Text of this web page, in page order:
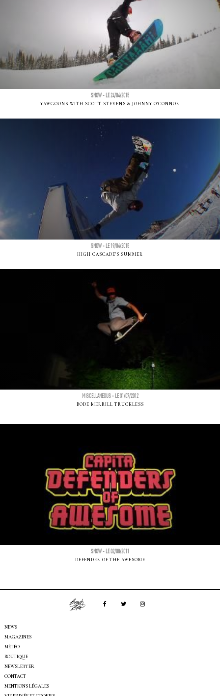
SNOW - LE 24/04/2015
YAWGOONS WITH SCOTT STEVENS & JOHNNY O'CONNOR
SNOW - LE 19/04/2015
HIGH CASCADE'S SUMMER
MISCELLANEOUS - LE 31/07/2012
BODE MERRILL TRUCKLESS
SNOW - LE 02/08/2011
DEFENDER OF THE AWESOME
NEWS
MAGAZINES
MÉTÉO
BOUTIQUE
NEWSLETTER
CONTACT
MENTIONS LÉGALES